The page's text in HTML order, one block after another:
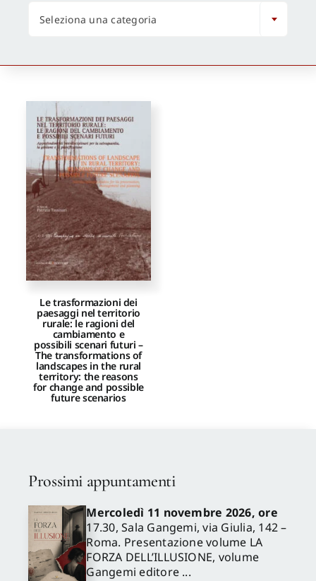
CONSIP / MEPA / ANVUR / CINECA
Autori
Proposte di pubblicazione
Gangemi Editore
Newsletter
Le trasformazioni dei
paesaggi nel territorio
rurale: le ragioni del
cambiamento e
possibili scenari futuri –
The transformations of
landscapes in the rural
territory: the reasons
for change and possible
future scenarios
Seleziona una categoria
Prossimi appuntamenti
Mercoledì 11 novembre 2026, ore
17.30, Sala Gangemi, via Giulia, 142 –
Roma. Presentazione volume LA
FORZA DELL’ILLUSIONE, volume
Gangemi editore ...